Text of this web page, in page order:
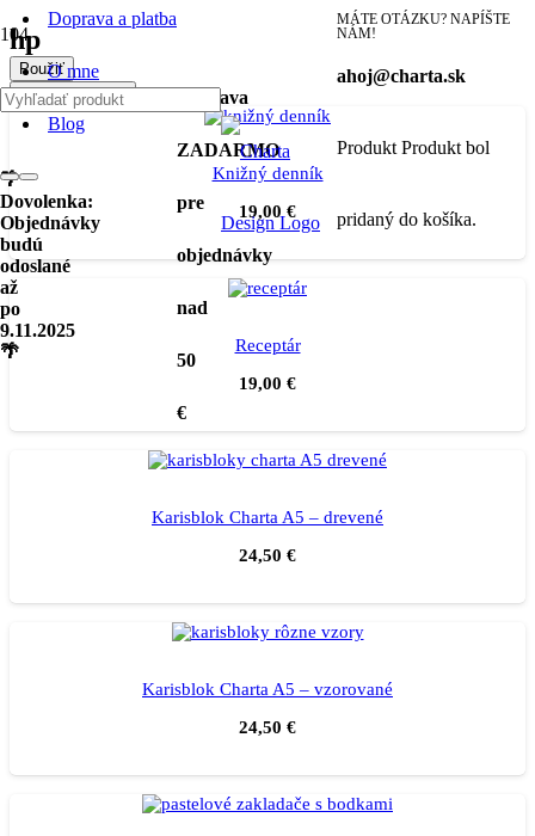
Doprava a platba
O mne
Blog
Doprava
ZADARMO
pre
objednávky
nad
50
€
MÁTE OTÁZKU? NAPÍŠTE
NÁM!
ahoj@charta.sk
Produkt Produktbol
pridaný do košíka.
🌴
Dovolenka:
Objednávky
budú
odoslané
až
po
9.11.2025
🌴
hp
Použiť
Filter produktov
Knižný denník
19,00 €
Receptár
19,00 €
Karisblok Charta A5 – drevené
24,50 €
Karisblok Charta A5 – vzorované
24,50 €